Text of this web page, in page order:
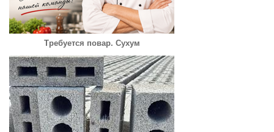
Требуется повар. Сухум